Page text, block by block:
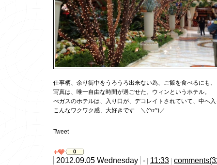
仕事柄、余り街中をうろうろ出来ない為、ご飯を食べるにも
写真は、唯一自由な時間が過ごせた、ウィンというホテル。
べガスのホテルは、入り口が、デコレイトされていて、中へ
こんなワクワク感、大好きです ＼(^o^)／
Tweet
0
2012.09.05 Wednesday - 11:33